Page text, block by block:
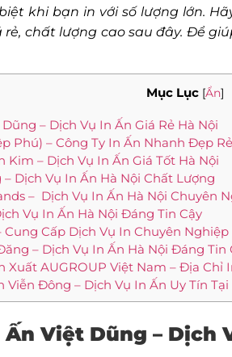
khi bạn in với số lượng lớn.
chất lượng cao sau đây. Để
Mục Lục [Ẩn]
– Dịch Vụ In Ấn Giá Rẻ Hà Nội
Phú) – Công Ty In Ấn Nhanh Đẹp
Kim – Dịch Vụ In Ấn Giá Tốt Hà Nội
– Dịch Vụ In Ấn Hà Nội Chất Lượng
– Dịch Vụ In Ấn Hà Nội Chuyên
Vụ In Ấn Hà Nội Đáng Tin Cậy
Cung Cấp Dịch Vụ In Chuyên Nghiệp
– Dịch Vụ In Ấn Hà Nội Đáng Tin
Xuất AUGROUP Việt Nam – Địa
Viễn Đông – Dịch Vụ In Ấn Uy Tín Tại
Ấn Việt Dũng – Dịch